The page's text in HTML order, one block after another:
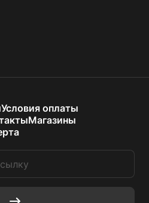
Условия оплаты
Магазины